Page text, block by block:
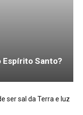
Espírito Santo?
ser sal da Terra e luz